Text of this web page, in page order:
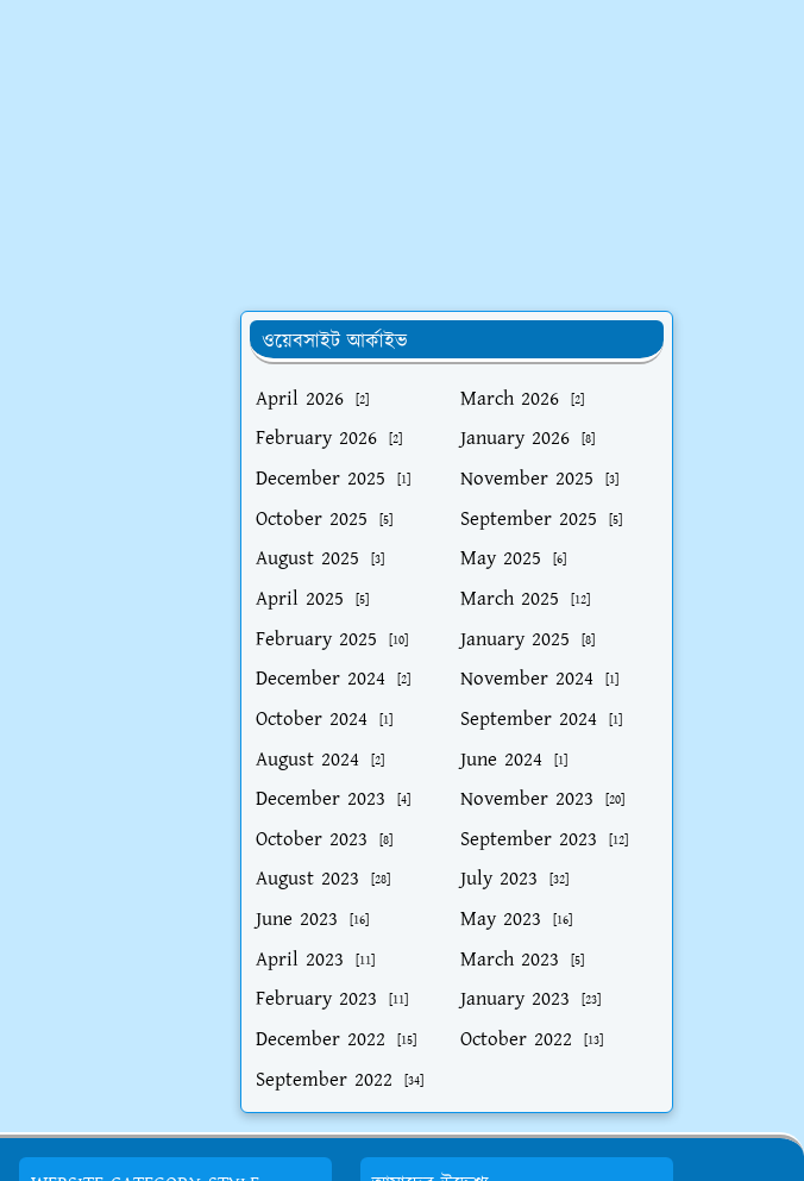
ওয়েবসাইট আর্কাইভ
April 2026
[2] March 2026 [2]
February 2026 [2] January 2026 [8]
December 2025 [1] November 2025 [3]
October 2025 [5] September 2025 [5]
August 2025 [3] May 2025 [6]
April 2025 [5] March 2025 [12]
February 2025 [10] January 2025 [8]
December 2024 [2] November 2024 [1]
October 2024 [1] September 2024 [1]
August 2024 [2] June 2024 [1]
December 2023 [4] November 2023 [20]
October 2023 [8] September 2023 [12]
August 2023 [28] July 2023 [32]
June 2023 [16] May 2023 [16]
April 2023 [11] March 2023 [5]
February 2023 [11] January 2023 [23]
December 2022 [15] October 2022 [13]
September 2022 [34]